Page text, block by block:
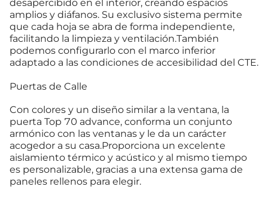
desapercibido en el interior, creando espacios
amplios y diáfanos. Su exclusivo sistema permite
que cada hoja se abra de forma independiente,
facilitando la limpieza y ventilación.También
podemos configurarlo con el marco inferior
adaptado a las condiciones de accesibilidad del CTE.
Puertas de Calle
Con colores y un diseño similar a la ventana, la
puerta Top 70 advance, conforma un conjunto
armónico con las ventanas y le da un carácter
acogedor a su casa.Proporciona un excelente
aislamiento térmico y acústico y al mismo tiempo
es personalizable, gracias a una extensa gama de
paneles rellenos para elegir.